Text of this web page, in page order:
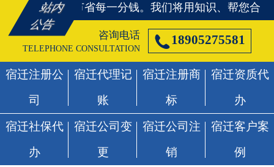
宿迁公司注销
宿迁客户案例
站内
公告
合理合法的节省每一分钱。 我们将用知识、帮您合理
咨询电话
TELEPHONE CONSULTATION  18905275581
宿迁注册公
司
宿迁代理记
账
宿迁注册商
标
宿迁资质代
办
宿迁社保代
办
宿迁公司变
更
宿迁公司注
销
宿迁客户案
例